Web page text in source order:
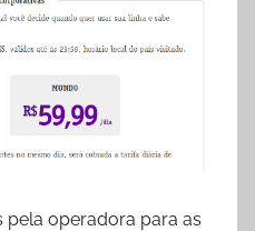
pela operadora para as